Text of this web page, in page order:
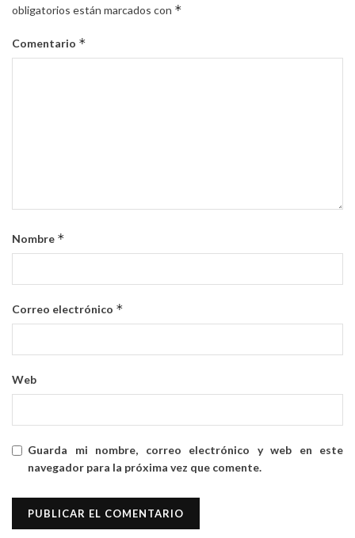
obligatorios están marcados con *
Comentario *
Nombre *
Correo electrónico *
Web
Guarda mi nombre, correo electrónico y web en este
navegador para la próxima vez que comente.